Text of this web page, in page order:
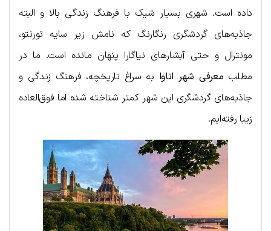
داده است. شهری بسیار شیک با فرهنگ زندگی بالا و البته
جاذبه‌های گردشگری رنگارنگ که نامش زیر سایه تورنتو،
مونترال و حتی آبشارهای نیاگارا پنهان مانده است. ما در
مطلب معرفی شهر اتاوا به سراغ تاریخچه، فرهنگ زندگی و
جاذبه‌های گردشگری این شهر کمتر شناخته شده اما فوق‌العاده
زیبا رفته‌ایم.